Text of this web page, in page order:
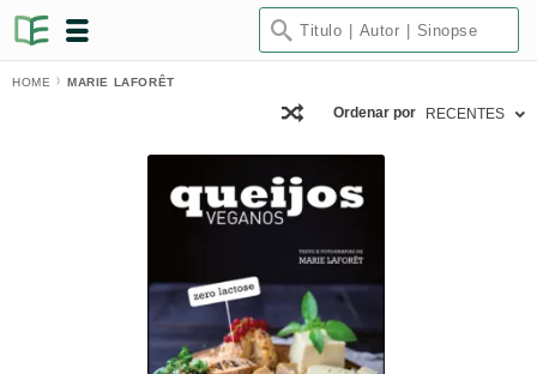
HOME MARIE LAFORÊT
Ordenar por RECENTES